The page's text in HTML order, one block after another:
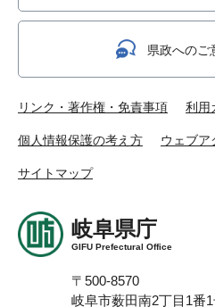
県政へのご
リンク・著作権・免責事項 利用
個人情報保護の考え方 ウェブア
サイトマップ
岐阜県庁
GIFU Prefectural Office
〒500-8570
岐阜市薮田南2丁目1番